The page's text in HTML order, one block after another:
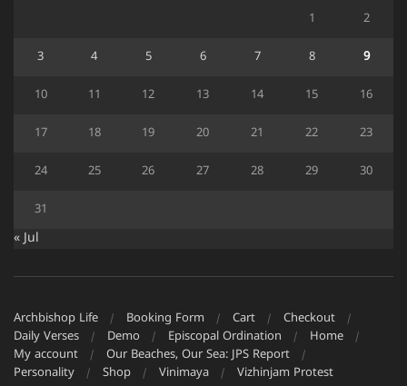
1 2
3 4 5 6 7 8 9
10 11 12 13 14 15 16
17 18 19 20 21 22 23
24 25 26 27 28 29 30
31
« Jul
Archbishop Life Booking Form Cart
Checkout
Daily Verses
Demo Episcopal Ordination
Home
My account
Our Beaches, Our Sea: JPS Report
Personality
Shop Vinimaya Vizhinjam Protest